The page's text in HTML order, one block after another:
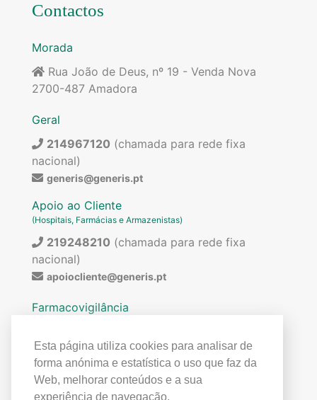
Esta página utiliza cookies para analisar de
forma anónima e estatística o uso que faz da
Web, melhorar conteúdos e a sua
experiência de navegação.
Contactos
Morada
Rua João de Deus, nº 19 - Venda Nova
2700-487 Amadora
Geral
214967120 (chamada para rede fixa
nacional)
generis@generis.pt
Apoio ao Cliente
(Hospitais, Farmácias e Armazenistas)
219248210 (chamada para rede fixa
nacional)
apoiocliente@generis.pt
Farmacovigilância
medicamentos ou para qualquer assunto relacionado
com farmacovigilância (ex: reações adversas)
contactar:
219849300(chamada para rede fixa